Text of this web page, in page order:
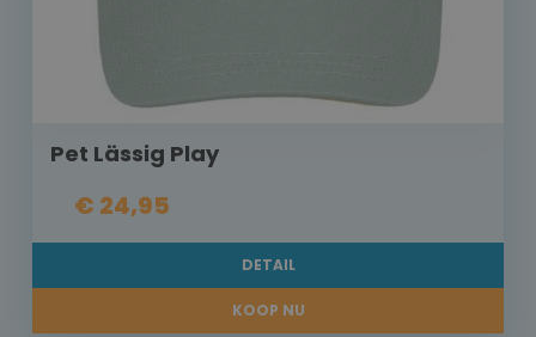
Pet Lässig Play
€ 24,95
DETAIL
KOOP NU